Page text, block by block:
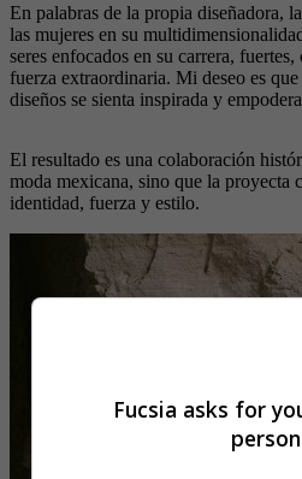
En palabras de la propia diseñadora,
las mujeres en su
seres enfocados en su carrera,
fuerza extraordinaria. Mi deseo es
diseños se sienta inspirada y
El resultado es una colaboración
moda mexicana, sino que la proyecta
identidad, fuerza y estilo.
Fucsia asks for